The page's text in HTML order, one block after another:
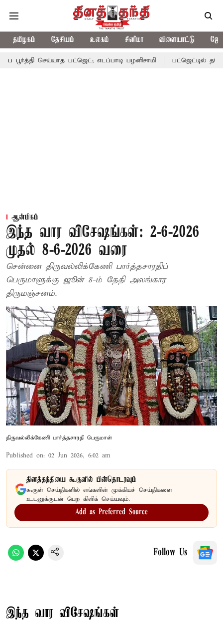
தமிழகம் தேசியம் உலகம் சினிமா விளையாட்டு
செய்யாத பட்ஜெட்; எடப்பாடி பழனிசாமி பட்ஜெட்டில் தவெக
ஆன்மிகம்
இந்த வார விசேஷங்கள்: 2-6-2026
முதல் 8-6-2026 வரை
சென்னை திருவல்லிக்கேணி பார்த்தசாரதிப்
பெருமாளுக்கு ஜூன் 8-ம் தேதி அலங்கார
திருமஞ்சனம்.
திருவல்லிக்கேணி பார்த்தசாரதி பெருமாள்
Published on: 02 Jun 2026, 6:02 am
தினத்தந்தியை கூகுளில் பின்தொடரவும்
கூகுள் செய்திகளில் எங்களின் முக்கியச் செய்திகளை
உடனுக்குடன் பெற கிளிக் செய்யவும்.
Add as Preferred Source
Follow Us
இந்த வார விசேஷங்கள்